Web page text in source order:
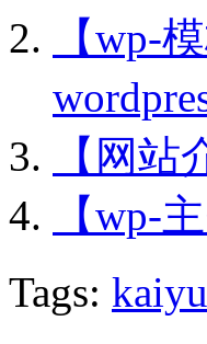
【wp-
【网
【wp-
Tags: